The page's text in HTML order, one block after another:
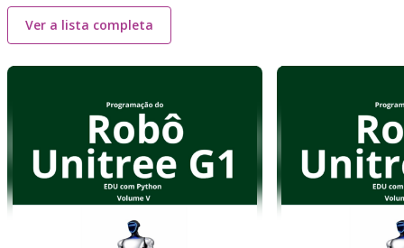
Ver a lista completa